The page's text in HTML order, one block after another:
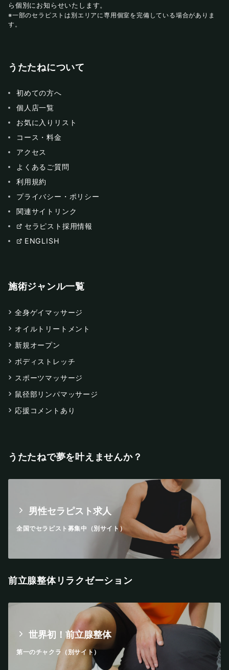
ら個別にお知らせいたします。
※一部のセラピストは別エリアに専用個室を完備している場合がありま
す。
うたたねについて
初めての方へ
個人店一覧
お気に入りリスト
コース・料金
アクセス
よくあるご質問
利用規約
プライバシー・ポリシー
関連サイトリンク
セラピスト採用情報
ENGLISH
施術ジャンル一覧
全身ゲイマッサージ
オイルトリートメント
新規オープン
ボディストレッチ
スポーツマッサージ
鼠径部リンパマッサージ
応援コメントあり
うたたねで夢を叶えませんか？
男性セラピスト求人
全国でセラピスト募集中（別サイト）
前立腺整体リラクゼーション
世界初！前立腺整体
第一のチャクラ（別サイト）